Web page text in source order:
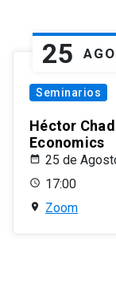
25 AGO
Seminarios
Héctor
Economics
25 de
17:00
Zoom